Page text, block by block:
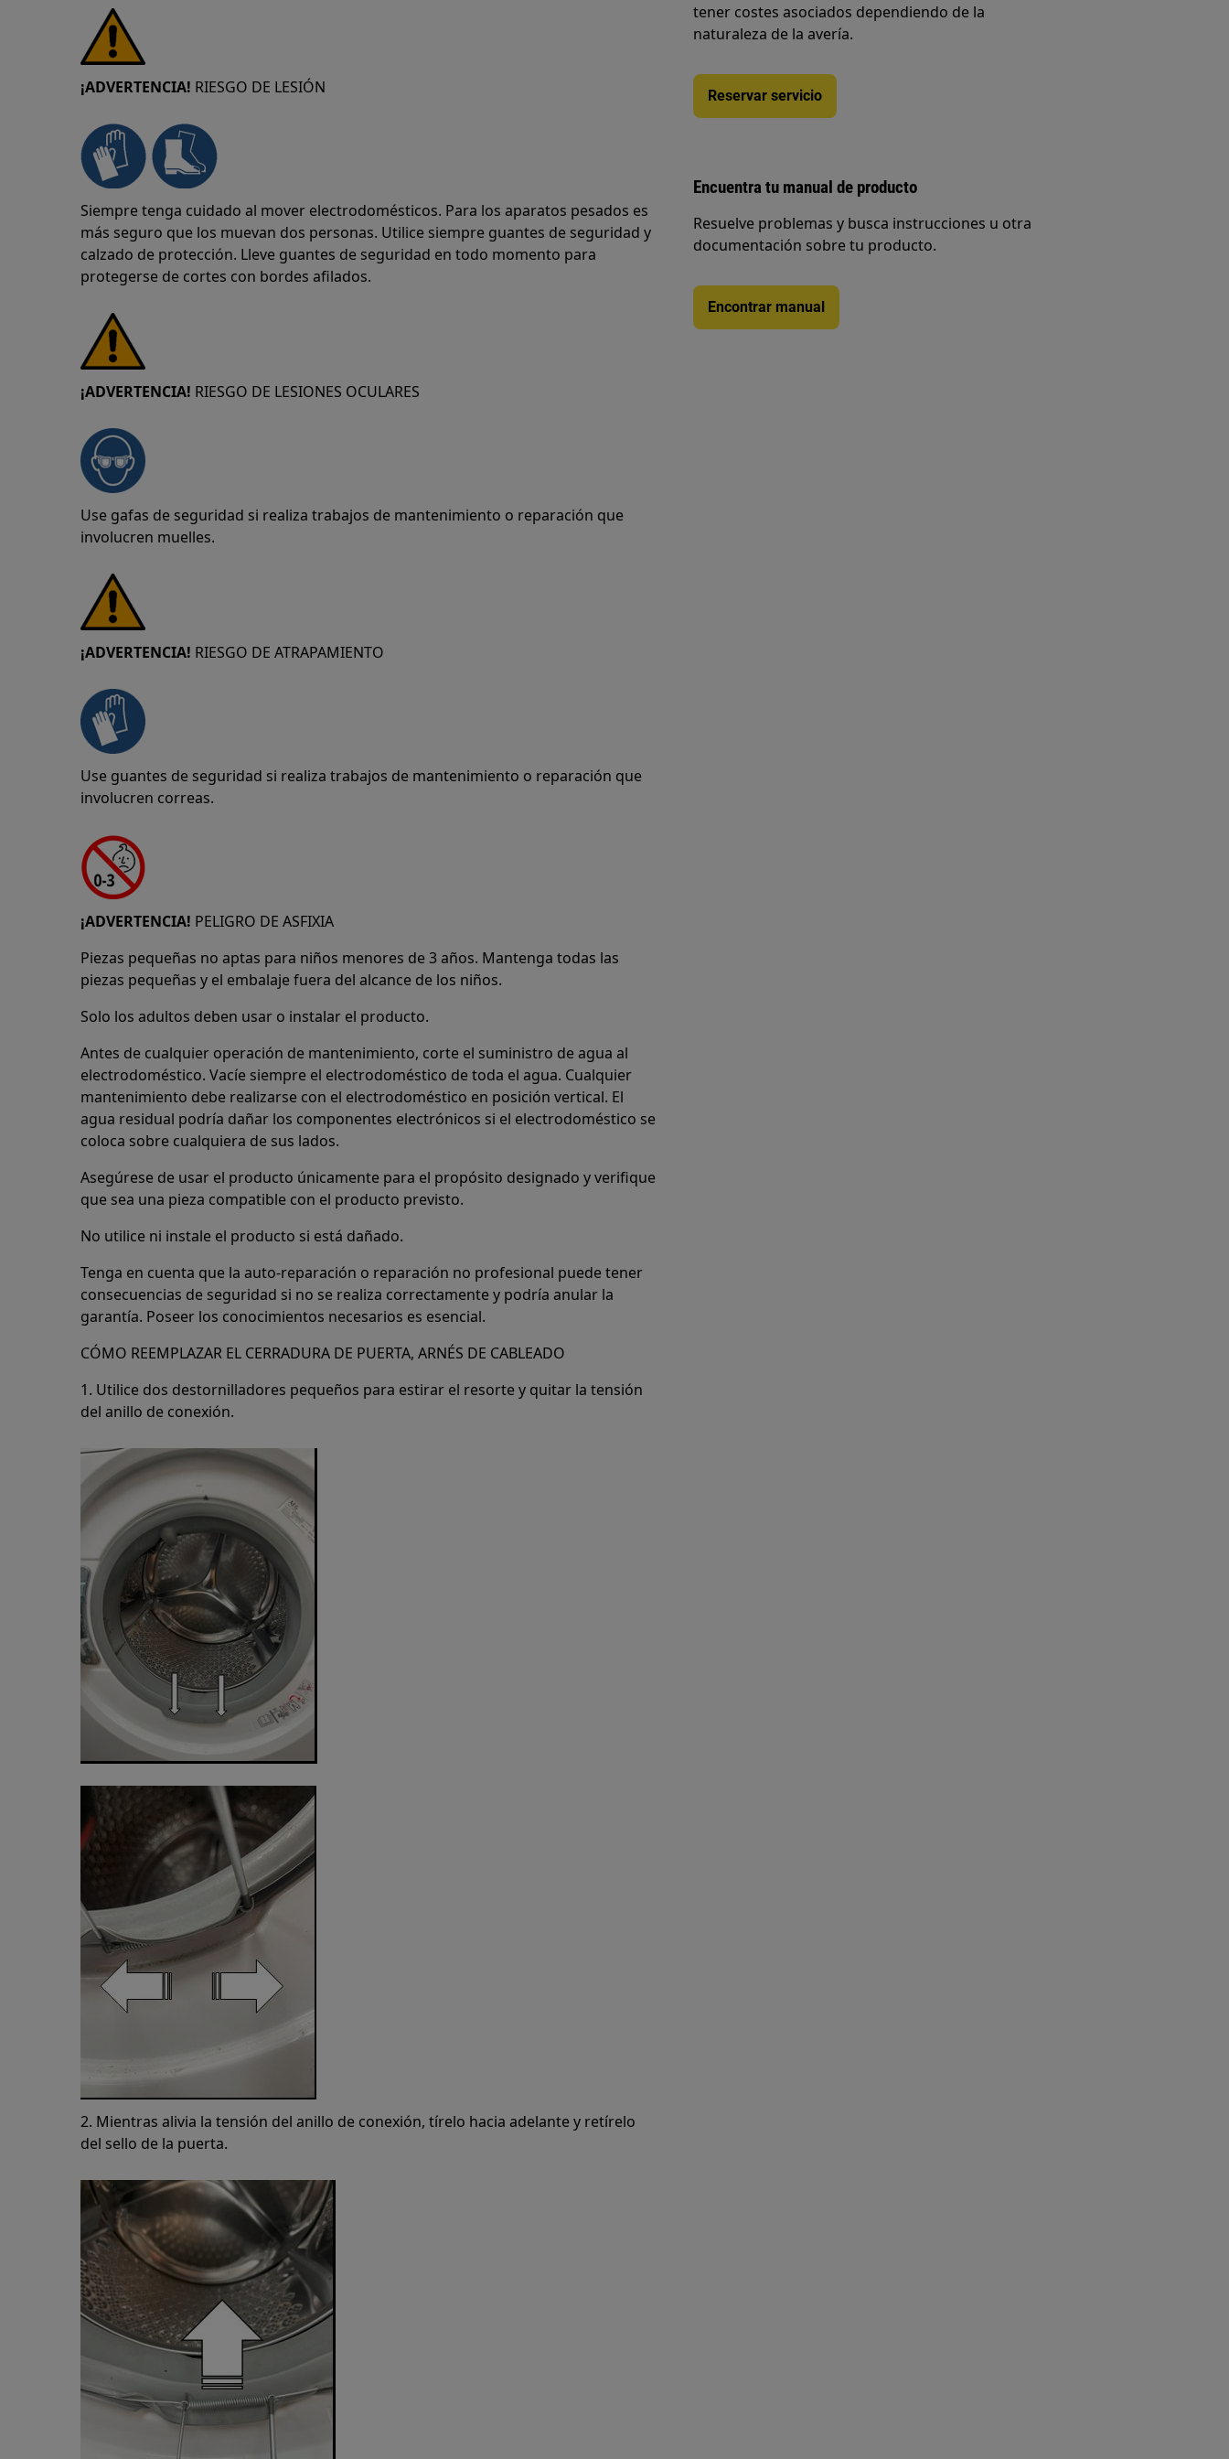
¡ADVERTENCIA! RIESGO DE LESIÓN
Siempre tenga cuidado al mover electrodomésticos. Para los aparatos pesados es
más seguro que los muevan dos personas. Utilice siempre guantes de seguridad y
calzado de protección. Lleve guantes de seguridad en todo momento para
protegerse de cortes con bordes afilados.
¡ADVERTENCIA! RIESGO DE LESIONES OCULARES
Use gafas de seguridad si realiza trabajos de mantenimiento o reparación que
involucren muelles.
¡ADVERTENCIA! RIESGO DE ATRAPAMIENTO
Use guantes de seguridad si realiza trabajos de mantenimiento o reparación que
involucren correas.
¡ADVERTENCIA! PELIGRO DE ASFIXIA
Piezas pequeñas no aptas para niños menores de 3 años. Mantenga todas las
piezas pequeñas y el embalaje fuera del alcance de los niños.
Solo los adultos deben usar o instalar el producto.
Antes de cualquier operación de mantenimiento, corte el suministro de agua al
electrodoméstico. Vacíe siempre el electrodoméstico de toda el agua. Cualquier
mantenimiento debe realizarse con el electrodoméstico en posición vertical. El
agua residual podría dañar los componentes electrónicos si el electrodoméstico se
coloca sobre cualquiera de sus lados.
Asegúrese de usar el producto únicamente para el propósito designado y verifique
que sea una pieza compatible con el producto previsto.
No utilice ni instale el producto si está dañado.
Tenga en cuenta que la auto-reparación o reparación no profesional puede tener
consecuencias de seguridad si no se realiza correctamente y podría anular la
garantía. Poseer los conocimientos necesarios es esencial.
CÓMO REEMPLAZAR EL CERRADURA DE PUERTA, ARNÉS DE CABLEADO
1. Utilice dos destornilladores pequeños para estirar el resorte y quitar la tensión
del anillo de conexión.
2. Mientras alivia la tensión del anillo de conexión, tírelo hacia adelante y retírelo
del sello de la puerta.
tener costes asociados dependiendo de la
naturaleza de la avería.
Reservar servicio
Encuentra tu manual de producto
Resuelve problemas y busca instrucciones u otra
documentación sobre tu producto.
Encontrar manual